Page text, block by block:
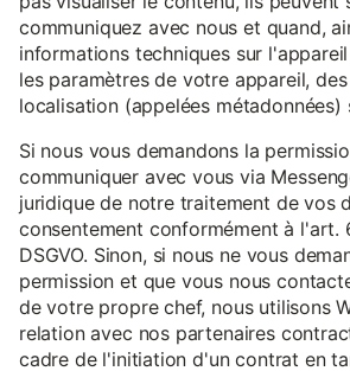
communiquez avec nous et quand,
informations techniques sur
les paramètres de votre appareil,
localisation (appelées métadonnées)
Si nous vous demandons la
communiquer avec vous via
juridique de notre traitement de vos
consentement conformément à l'art.
DSGVO. Sinon, si nous ne vous
permission et que vous nous
de votre propre chef, nous utilisons
relation avec nos partenaires
cadre de l'initiation d'un contrat en